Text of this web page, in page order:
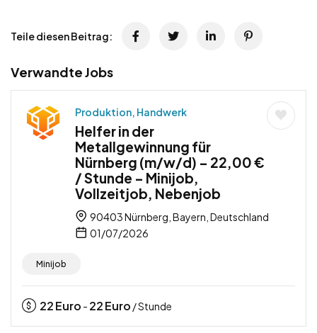
Teile diesen Beitrag:
Verwandte Jobs
Produktion, Handwerk
Helfer in der
Metallgewinnung für
Nürnberg (m/w/d) – 22,00 €
/ Stunde – Minijob,
Vollzeitjob, Nebenjob
90403 Nürnberg, Bayern, Deutschland
01/07/2026
Minijob
22Euro - 22Euro / Stunde